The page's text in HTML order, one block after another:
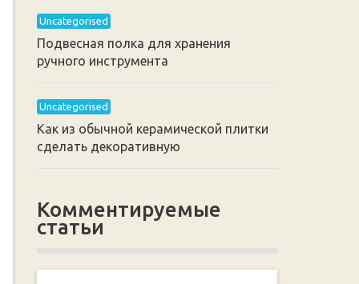
Uncategorised
Подвесная полка для хранения
ручного инструмента
Uncategorised
Как из обычной керамической плитки
сделать декоративную
Комментируемые
статьи